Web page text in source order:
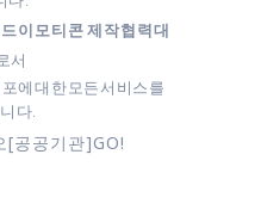
이모티콘 제작협력대
서
에 대한 모든 서비스를
다.
[공공기관]GO!